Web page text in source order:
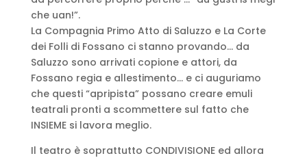
che uan!”.
La Compagnia Primo Atto di Saluzzo e La Corte
dei Folli di Fossano ci stanno provando… da
Saluzzo sono arrivati copione e attori, da
Fossano regia e allestimento… e ci auguriamo
che questi “apripista” possano creare emuli
teatrali pronti a scommettere sul fatto che
INSIEME si lavora meglio.
Il teatro è soprattutto CONDIVISIONE ed allora